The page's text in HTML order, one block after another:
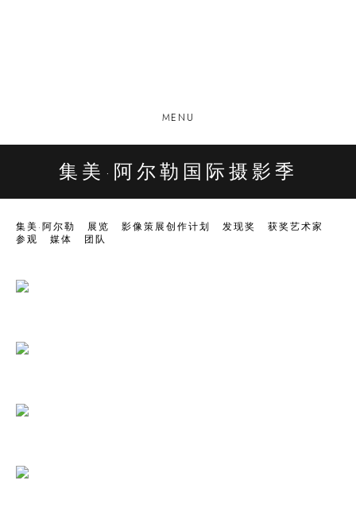
MENU
集美·阿尔勒国际摄影季
集美·阿尔勒 展览 影像策展创作计划 发现奖
获奖艺术家
参观
媒体 团队